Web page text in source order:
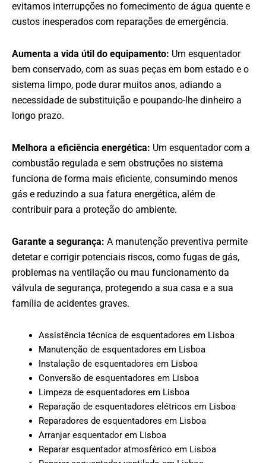
evitamos interrupções no fornecimento de água quente e
custos inesperados com reparações de emergência.
Aumenta a vida útil do equipamento: Um esquentador
bem conservado, com as suas peças em bom estado e o
sistema limpo, pode durar muitos anos, adiando a
necessidade de substituição e poupando-lhe dinheiro a
longo prazo.
Melhora a eficiência energética: Um esquentador com a
combustão regulada e sem obstruções no sistema
funciona de forma mais eficiente, consumindo menos
gás e reduzindo a sua fatura energética, além de
contribuir para a proteção do ambiente.
Garante a segurança: A manutenção preventiva permite
detetar e corrigir potenciais riscos, como fugas de gás,
problemas na ventilação ou mau funcionamento da
válvula de segurança, protegendo a sua casa e a sua
família de acidentes graves.
Assistência técnica de esquentadores em Lisboa
Manutenção de esquentadores em Lisboa
Instalação de esquentadores em Lisboa
Conversão de esquentadores em Lisboa
Limpeza de esquentadores em Lisboa
Reparação de esquentadores elétricos em Lisboa
Reparadores de esquentadores em Lisboa
Arranjar esquentador em Lisboa
Reparar esquentador atmosférico em Lisboa